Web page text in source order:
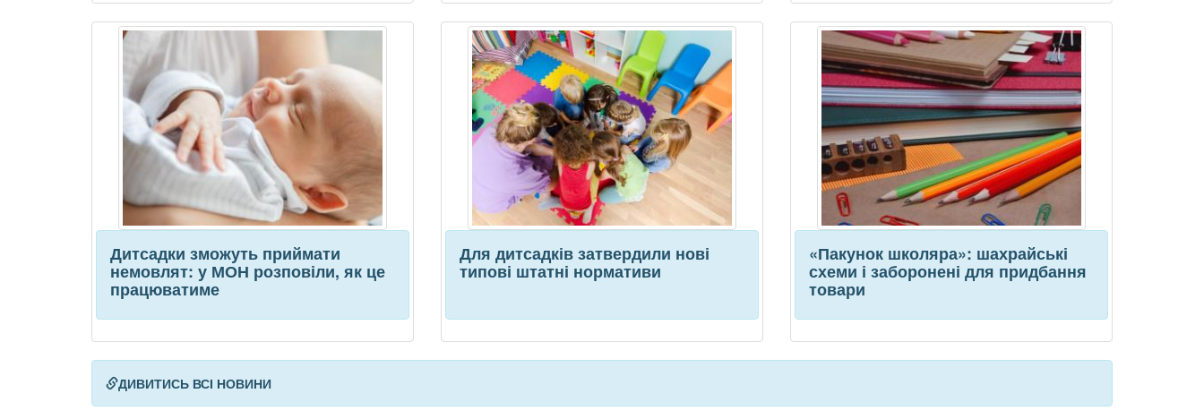
Дитсадки зможуть приймати
немовлят: у МОН розповіли, як це
працюватиме
Для дитсадків затвердили нові
типові штатні нормативи
«Пакунок школяра»: шахрайські
схеми і заборонені для придбання
товари
ДИВИТИСЬ ВСІ НОВИНИ